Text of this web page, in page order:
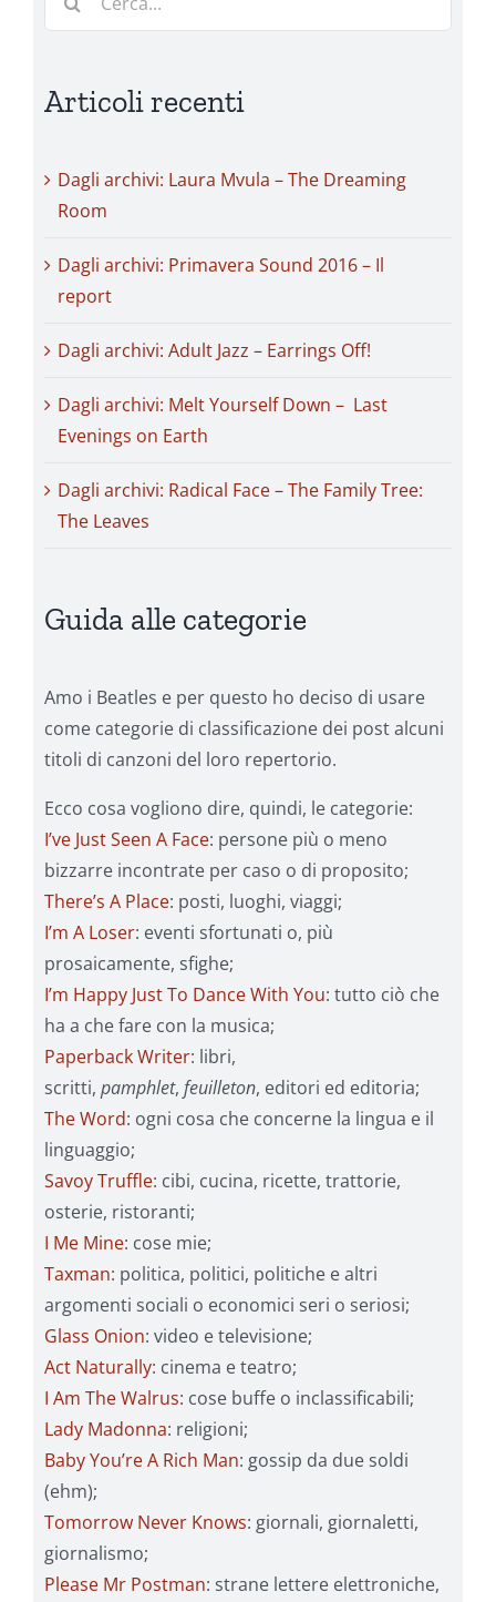
Articoli recenti
Dagli archivi: Laura Mvula – The Dreaming
Room
Dagli archivi: Primavera Sound 2016 – Il
report
Dagli archivi: Adult Jazz – Earrings Off!
Dagli archivi: Melt Yourself Down – Last
Evenings on Earth
Dagli archivi: Radical Face – The Family Tree:
The Leaves
Guida alle categorie
Amo i Beatles e per questo ho deciso di usare
come categorie di classificazione dei post alcuni
titoli di canzoni del loro repertorio.
Ecco cosa vogliono dire, quindi, le categorie:
I’ve Just Seen A Face: persone più o meno
bizzarre incontrate per caso o di proposito;
There’s A Place: posti, luoghi, viaggi;
I’m A Loser: eventi sfortunati o, più
prosaicamente, sfighe;
I’m Happy Just To Dance With You: tutto ciò che
ha a che fare con la musica;
Paperback Writer: libri,
scritti, pamphlet, feuilleton, editori ed editoria;
The Word: ogni cosa che concerne la lingua e il
linguaggio;
Savoy Truffle: cibi, cucina, ricette, trattorie,
osterie, ristoranti;
I Me Mine: cose mie;
Taxman: politica, politici, politiche e altri
argomenti sociali o economici seri o seriosi;
Glass Onion: video e televisione;
Act Naturally: cinema e teatro;
I Am The Walrus: cose buffe o inclassificabili;
Lady Madonna: religioni;
Baby You’re A Rich Man: gossip da due soldi
(ehm);
Tomorrow Never Knows: giornali, giornaletti,
giornalismo;
Please Mr Postman: strane lettere elettroniche,